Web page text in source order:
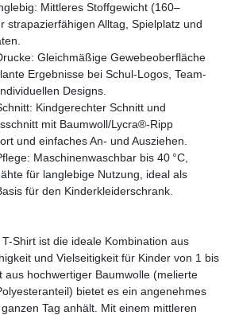
Mittleres Stoffgewicht (160–
strapazierfähigen Alltag, Spielplatz und
Gleichmäßige Gewebeoberfläche
Ergebnisse bei Schul-Logos, Team-
Designs.
Kindgerechter Schnitt und
mit Baumwoll/Lycra®-Ripp
und einfaches An- und Ausziehen.
Maschinenwaschbar bis 40 °C,
für langlebige Nutzung, ideal als
für den Kinderkleiderschrank.
Shirt ist die ideale Kombination aus
und Vielseitigkeit für Kinder von 1 bis
aus hochwertiger Baumwolle (melierte
bietet es ein angenehmes
Tag anhält. Mit einem mittleren